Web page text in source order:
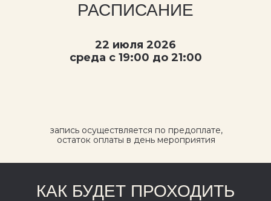
запись осуществляется по предоплате,
остаток оплаты в день мероприятия
22 июля 2026
среда с 19:00 до 21:00
РАСПИСАНИЕ
КАК БУДЕТ ПРОХОДИТЬ